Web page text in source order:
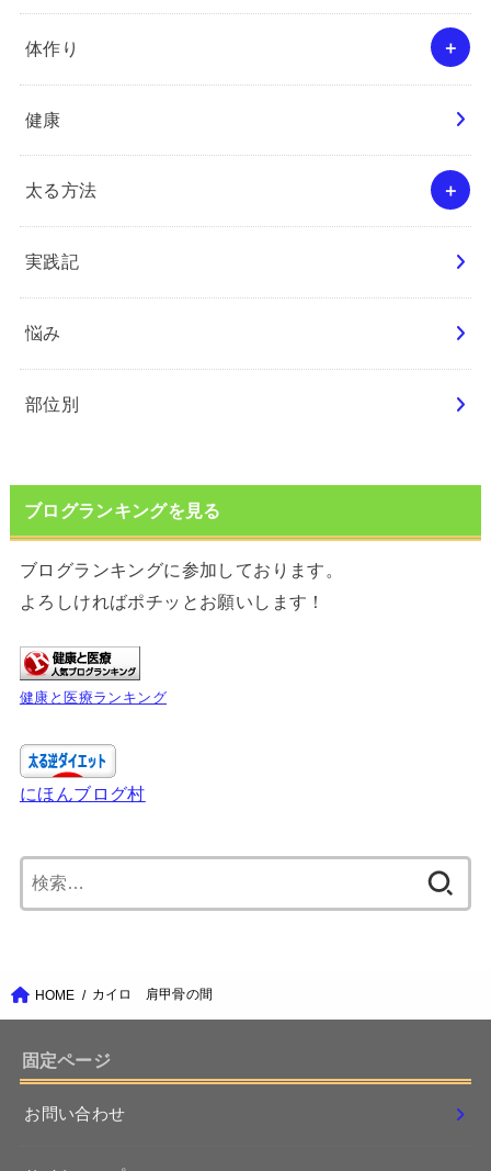
体作り
健康
太る方法
実践記
悩み
部位別
ブログランキングを見る
ブログランキングに参加しております。
よろしければポチッとお願いします！
健康と医療ランキング
にほんブログ村
索:
HOME カイロ 肩甲骨の間
固定ページ
お問い合わせ